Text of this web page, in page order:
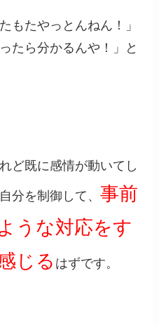
もたやっとんねん！」
たら分かるんや！」と
ど既に感情が動いてし
分を制御して、事前
うな対応をす
じる はずです。